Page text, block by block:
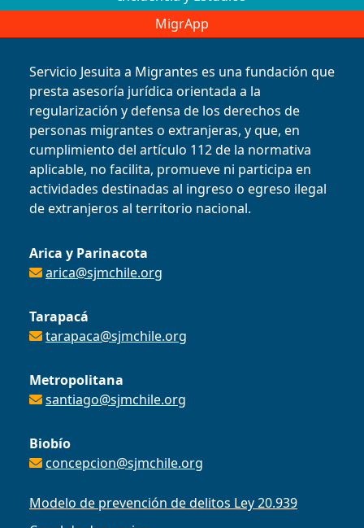
MigrApp
Servicio Jesuita a Migrantes es una fundación que
presta asesoría jurídica orientada a la
regularización y defensa de los derechos de
personas migrantes o extranjeras, y que, en
cumplimiento del artículo 112 de la normativa
aplicable, no facilita, promueve ni participa en
actividades destinadas al ingreso o egreso ilegal
de extranjeros al territorio nacional.
Arica y Parinacota
arica@sjmchile.org
Tarapacá
tarapaca@sjmchile.org
Metropolitana
santiago@sjmchile.org
Biobío
concepcion@sjmchile.org
Modelo de prevención de delitos Ley 20.939